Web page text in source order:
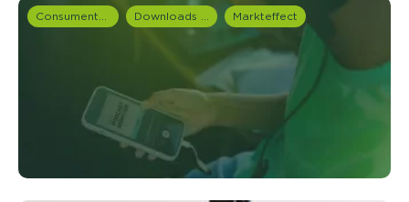
Consumentenonderzoek Downloads en rapportages Markteffect